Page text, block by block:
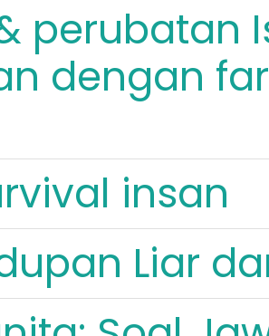
perubatan
dengan
insan
Liar